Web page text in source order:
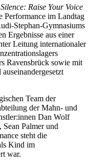
Raise Your Voice
Performance im Landtag
Stephan-Gymnasiums
Ergebnisse aus einer
Leitung internationaler
Ravensbrück sowie mit
Team der
der Mahn- und
Dan Wolf
Palmer und
steht die
Kind im
war.